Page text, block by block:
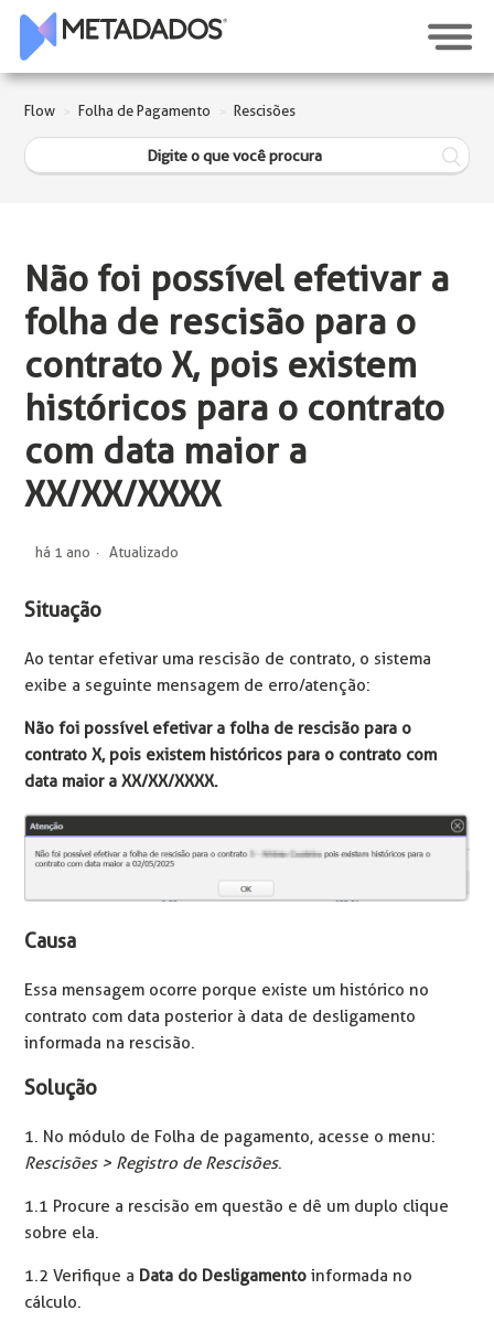
Flow Folha de Pagamento Rescisões
Não foi possível efetivar a
folha de rescisão para o
contrato X, pois existem
históricos para o contrato
com data maior a
XX/XX/XXXX
há 1 ano Atualizado
Situação
Ao tentar efetivar uma rescisão de contrato, o sistema
exibe a seguinte mensagem de erro/atenção:
Não foi possível efetivar a folha de rescisão para o
contrato X, pois existem históricos para o contrato com
data maior a XX/XX/XXXX.
Causa
Essa mensagem ocorre porque existe um histórico no
contrato com data posterior à data de desligamento
informada na rescisão.
Solução
1. No módulo de Folha de pagamento, acesse o menu:
Rescisões > Registro de Rescisões.
1.1 Procure a rescisão em questão e dê um duplo clique
sobre ela.
1.2 Verifique a Data do Desligamento informada no
cálculo.